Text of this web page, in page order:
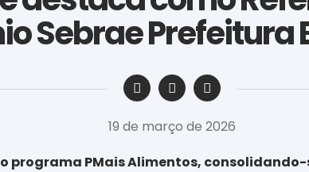
Sebrae
‎ ‎ ‎ ‎ ‎ ‎ ‎ ‎ ‎ ‎ ‎ ‎ ‎ ‎ ‎ ‎ ‎ ‎ ‎ ‎ ‎ ‎ ‎ ‎ ‎ ‎ ‎ ‎ ‎ ‎ ‎
19 de março de 2026
programa PMais Alimentos,